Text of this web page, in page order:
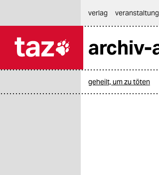
themen
verlag
geheilt, um zu töten